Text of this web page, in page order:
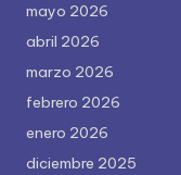
mayo 2026
abril 2026
marzo 2026
febrero 2026
enero 2026
diciembre 2025